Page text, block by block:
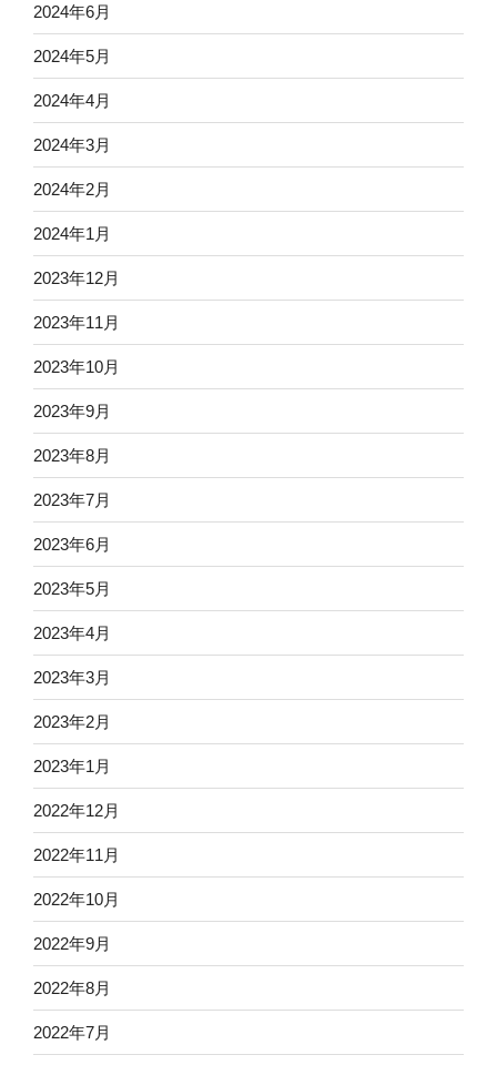
2024年6月
2024年5月
2024年4月
2024年3月
2024年2月
2024年1月
2023年12月
2023年11月
2023年10月
2023年9月
2023年8月
2023年7月
2023年6月
2023年5月
2023年4月
2023年3月
2023年2月
2023年1月
2022年12月
2022年11月
2022年10月
2022年9月
2022年8月
2022年7月